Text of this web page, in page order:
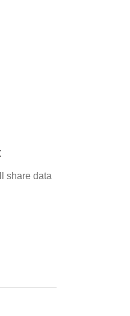
share data